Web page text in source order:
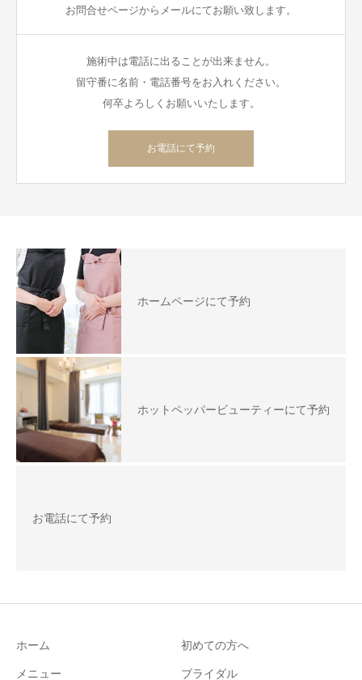
お問合せページからメールにてお願い致します。
施術中は電話に出ることが出来ません。
留守番に名前・電話番号をお入れください。
何卒よろしくお願いいたします。
お電話にて予約
ホームページにて予約
ホットペッパービューティーにて予約
お電話にて予約
ホーム 初めての方へ
メニュー ブライダル